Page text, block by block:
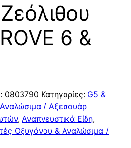
6 &
0803790 Κατηγορίες: G5 &
Αναλώσιμα / Αξεσουάρ
, Αναπνευστικά Είδη,
Οξυγόνου & Αναλώσιμα /